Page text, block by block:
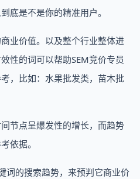
底是不是你的精准用户。
业价值。以及整个行业整体进
性的词可以帮助SEM竞价专员
，比如：水果批发类，苗木批
节点呈爆发性的增长，而趋势
依据。
词的搜索趋势，来预判它商业价